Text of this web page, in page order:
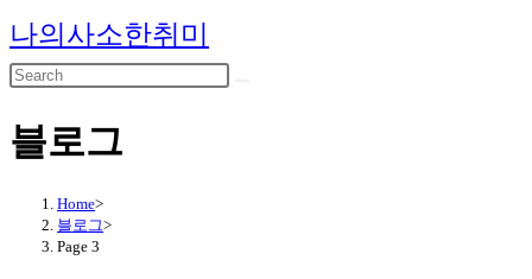
Skip
to
content
나의사소한취미
블로그
Home>
블로그>
Page 3